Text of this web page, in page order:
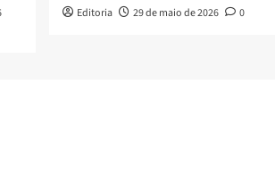
Editoria 29 de maio de 2026 0